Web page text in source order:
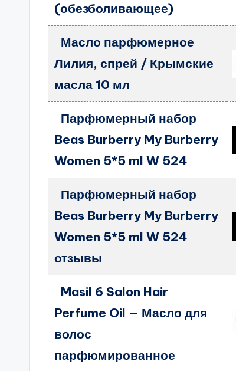
(обезболивающее)
Масло парфюмерное
Лилия, спрей / Крымские
масла 10 мл
Парфюмерный набор
Beas Burberry My Burberry
Women 5*5 ml W 524
Парфюмерный набор
Beas Burberry My Burberry
Women 5*5 ml W 524
отзывы
Masil 6 Salon Hair
Perfume Oil — Масло для
волос
парфюмированное